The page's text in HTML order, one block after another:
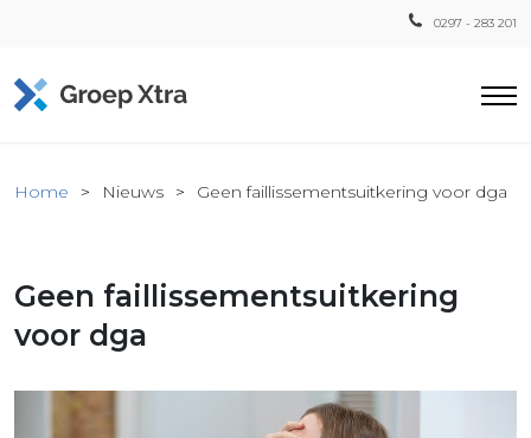
0297 - 283 201
Loon
Home Nieuws Geen faillissementsuitkering voor dga
Geen faillissementsuitkering
voor dga